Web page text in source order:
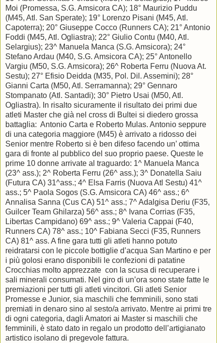
Moi (Promessa, S.G. Amsicora CA); 18° Maurizio Puddu
(M45, Atl. San Sperate); 19° Lorenzo Pisani (M45, Atl.
Capoterra); 20° Giuseppe Cocco (Runners CA); 21° Antonio
Foddi (M45, Atl. Ogliastra); 22° Giulio Contu (M40, Atl.
Selargius); 23^ Manuela Manca (S.G. Amsicora); 24°
Stefano Ardau (M40, S.G. Amsicora CA); 25° Antonello
Vargiu (M50, S.G. Amsicora); 26^ Roberta Ferru (Nuova At.
Sestu); 27° Efisio Deidda (M35, Pol. Dil. Assemini); 28°
Gianni Carta (M50, Atl. Serramanna); 29° Gennaro
Stompanato (Atl. Santadi); 30° Pietro Usai (M50, Atl.
Ogliastra). In risalto sicuramente il risultato dei primi due
atleti Master che già nel cross di Bultei si diedero grossa
battaglia: Antonio Carta e Roberto Mulas. Antonio seppure
di una categoria maggiore (M45) è arrivato a ridosso dei
Senior mentre Roberto si è ben difeso facendo un’ ottima
gara di fronte al pubblico del suo proprio paese. Queste le
prime 10 donne arrivate al traguardo: 1^ Manuela Manca
(23^ ass.); 2^ Roberta Ferru (26^ ass.); 3^ Donatella Saiu
(Futura CA) 31^ass.; 4^ Elsa Farris (Nuova Atl Sestu) 41^
ass.; 5^ Paola Sogos (S.G. Amsicora CA) 46^ ass.; 6^
Annalisa Sanna (Cus CA) 51^ ass.; 7^ Adalgisa Deriu (F35,
Guilcer Team Ghilarza) 56^ ass.; 8^ Ivana Corrias (F35,
Libertas Campidano) 69^ ass.; 9^ Valeria Cappai (F40,
Runners CA) 78^ ass.; 10^ Fabiana Secci (F35, Runners
CA) 81^ ass. A fine gara tutti gli atleti hanno potuto
reidratarsi con le piccole bottiglie d’acqua San Martino e per
i più golosi erano disponibili le confezioni di patatine
Crocchias molto apprezzate con la scusa di recuperare i
sali minerali consumati. Nel giro di un’ora sono state fatte le
premiazioni per tutti gli atleti vincitori. Gli atleti Senior
Promesse e Junior, sia maschili che femminili, sono stati
premiati in denaro sino al sesto/a arrivato. Mentre ai primi tre
di ogni categoria, dagli Amatori ai Master si maschili che
femminili, è stato dato in regalo un prodotto dell’artigianato
artistico isolano di pregevole fattura.